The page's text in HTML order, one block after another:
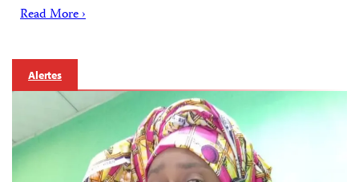
Read More ›
Alertes